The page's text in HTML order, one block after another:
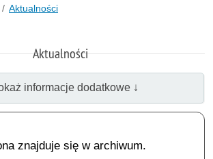
Aktualności
Aktualności
informacje dodatkowe ↓
znajduje się w archiwum.